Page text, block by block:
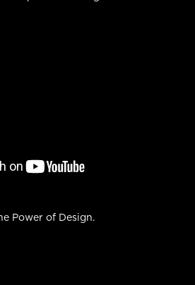
Power of Design.